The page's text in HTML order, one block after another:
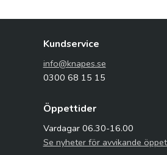
Kundservice
info@knapes.se
0300 68 15 15
Öppettider
Vardagar 06.30-16.00
Se nyheter för avvikande